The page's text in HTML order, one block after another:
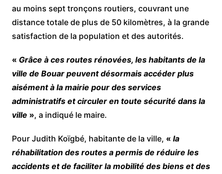
au moins sept tronçons routiers, couvrant une
distance totale de plus de 50 kilomètres, à la grande
satisfaction de la population et des autorités.
« Grâce à ces routes rénovées, les habitants de la
ville de Bouar peuvent désormais accéder plus
aisément à la mairie pour des services
administratifs et circuler en toute sécurité dans la
ville », a indiqué le maire.
Pour Judith Koïgbé, habitante de la ville, « la
réhabilitation des routes a permis de réduire les
accidents et de faciliter la mobilité des biens et des